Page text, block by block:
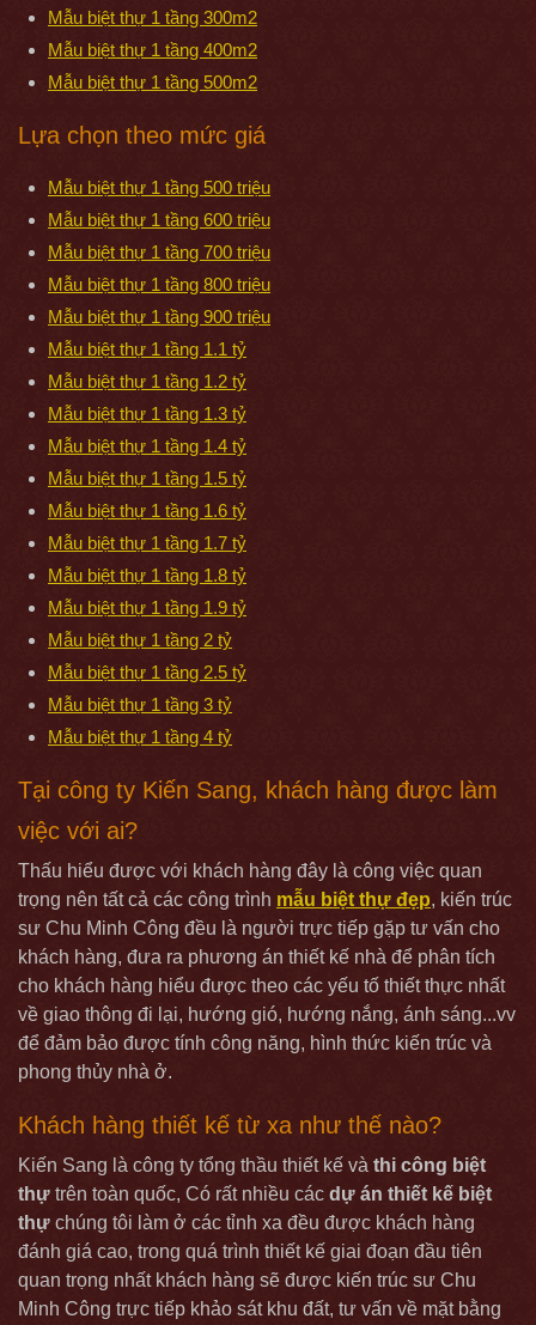
Mẫu biệt thự 1 tầng 300m2
Mẫu biệt thự 1 tầng 400m2
Mẫu biệt thự 1 tầng 500m2
Lựa chọn theo mức giá
Mẫu biệt thự 1 tầng 500 triệu
Mẫu biệt thự 1 tầng 600 triệu
Mẫu biệt thự 1 tầng 700 triệu
Mẫu biệt thự 1 tầng 800 triệu
Mẫu biệt thự 1 tầng 900 triệu
Mẫu biệt thự 1 tầng 1.1 tỷ
Mẫu biệt thự 1 tầng 1.2 tỷ
Mẫu biệt thự 1 tầng 1.3 tỷ
Mẫu biệt thự 1 tầng 1.4 tỷ
Mẫu biệt thự 1 tầng 1.5 tỷ
Mẫu biệt thự 1 tầng 1.6 tỷ
Mẫu biệt thự 1 tầng 1.7 tỷ
Mẫu biệt thự 1 tầng 1.8 tỷ
Mẫu biệt thự 1 tầng 1.9 tỷ
Mẫu biệt thự 1 tầng 2 tỷ
Mẫu biệt thự 1 tầng 2.5 tỷ
Mẫu biệt thự 1 tầng 3 tỷ
Mẫu biệt thự 1 tầng 4 tỷ
Tại công ty Kiến Sang, khách hàng được làm
việc với ai?
Thấu hiểu được với khách hàng đây là công việc quan
trọng nên tất cả các công trình mẫu biệt thự đẹp, kiến trúc
sư Chu Minh Công đều là người trực tiếp gặp tư vấn cho
khách hàng, đưa ra phương án thiết kế nhà để phân tích
cho khách hàng hiểu được theo các yếu tố thiết thực nhất
về giao thông đi lại, hướng gió, hướng nắng, ánh sáng...vv
để đảm bảo được tính công năng, hình thức kiến trúc và
phong thủy nhà ở.
Khách hàng thiết kế từ xa như thế nào?
Kiến Sang là công ty tổng thầu thiết kế và thi công biệt
thự trên toàn quốc, Có rất nhiều các dự án thiết kế biệt
thự chúng tôi làm ở các tỉnh xa đều được khách hàng
đánh giá cao, trong quá trình thiết kế giai đoạn đầu tiên
quan trọng nhất khách hàng sẽ được kiến trúc sư Chu
Minh Công trực tiếp khảo sát khu đất, tư vấn về mặt bằng